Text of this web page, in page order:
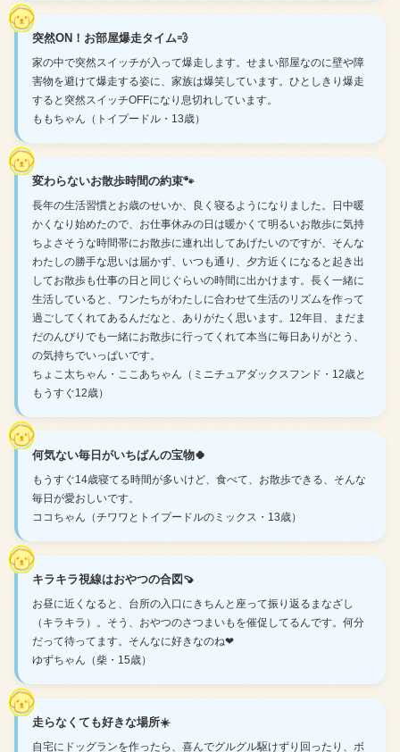
突然ON！お部屋爆走タイム💨
家の中で突然スイッチが入って爆走します。せまい部屋なのに壁や障
害物を避けて爆走する姿に、家族は爆笑しています。ひとしきり爆走
すると突然スイッチOFFになり息切れしています。
ももちゃん（トイプードル・13歳）
変わらないお散歩時間の約束🐾
長年の生活習慣とお歳のせいか、良く寝るようになりました。日中暖
かくなり始めたので、お仕事休みの日は暖かくて明るいお散歩に気持
ちよさそうな時間帯にお散歩に連れ出してあげたいのですが、そんな
わたしの勝手な思いは届かず、いつも通り、夕方近くになると起き出
してお散歩も仕事の日と同じぐらいの時間に出かけます。長く一緒に
生活していると、ワンたちがわたしに合わせて生活のリズムを作って
過ごしてくれてあるんだなと、ありがたく思います。12年目、まだま
だのんびりでも一緒にお散歩に行ってくれて本当に毎日ありがとう、
の気持ちでいっぱいです。
ちょこ太ちゃん・ここあちゃん（ミニチュアダックスフンド・12歳と
もうすぐ12歳）
何気ない毎日がいちばんの宝物🍀
もうすぐ14歳寝てる時間が多いけど、食べて、お散歩できる、そんな
毎日が愛おしいです。
ココちゃん（チワワとトイプードルのミックス・13歳）
キラキラ視線はおやつの合図🍠
お昼に近くなると、台所の入口にきちんと座って振り返るまなざし
（キラキラ）。そう、おやつのさつまいもを催促してるんです。何分
だって待ってます。そんなに好きなのね❤
ゆずちゃん（柴・15歳）
走らなくても好きな場所☀️
自宅にドッグランを作ったら、喜んでグルグル駆けずり回ったり、ボ